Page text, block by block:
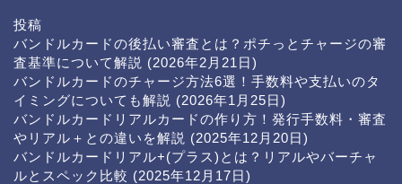
投稿
バンドルカードの後払い審査とは？ポチっとチャージの審
査基準について解説 (2026年2月21日)
バンドルカードのチャージ方法6選！手数料や支払いのタ
イミングについても解説 (2026年1月25日)
バンドルカードリアルカードの作り方！発行手数料・審査
やリアル＋との違いを解説 (2025年12月20日)
バンドルカードリアル+(プラス)とは？リアルやバーチャ
ルとスペック比較 (2025年12月17日)